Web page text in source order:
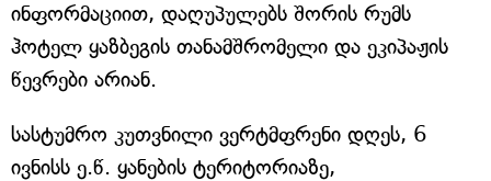
ინფორმაციით, დაღუპულებს შორის რუმს
ჰოტელ ყაზბეგის თანამშრომელი და ეკიპაჟის
წევრები არიან.
სასტუმრო კუთვნილი ვერტმფრენი დღეს, 6
ივნისს ე.წ. ყანების ტერიტორიაზე,